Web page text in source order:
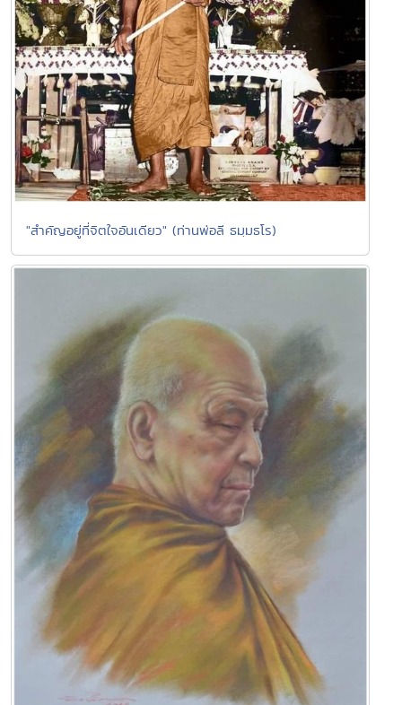
"สำคัญอยู่ที่จิตใจอันเดียว" (ท่านพ่อลี ธมฺมธโร)